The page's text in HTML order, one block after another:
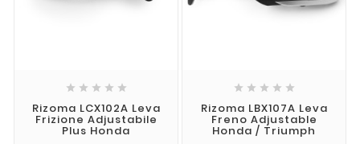
    
Rizoma LCX102A Leva
Frizione Adjustabile
Plus Honda
    
Rizoma LBX107A Leva
Freno Adjustable
Honda / Triumph